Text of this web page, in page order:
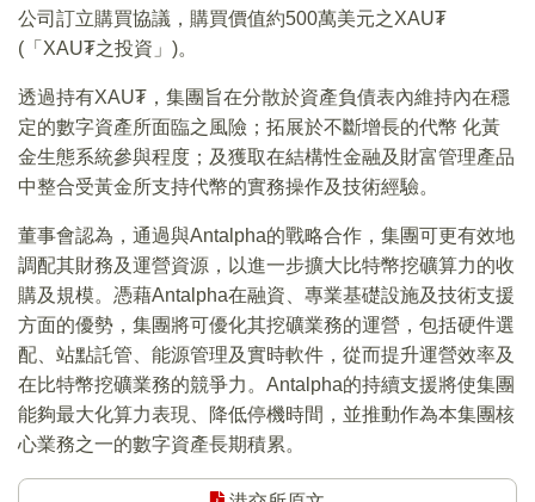
公司訂立購買協議，購買價值約500萬美元之XAU₮
(「XAU₮之投資」)。
透過持有XAU₮，集團旨在分散於資產負債表內維持內在穩
定的數字資產所面臨之風險；拓展於不斷增長的代幣 化黃
金生態系統參與程度；及獲取在結構性金融及財富管理產品
中整合受黃金所支持代幣的實務操作及技術經驗。
董事會認為，通過與Antalpha的戰略合作，集團可更有效地
調配其財務及運營資源，以進一步擴大比特幣挖礦算力的收
購及規模。憑藉Antalpha在融資、專業基礎設施及技術支援
方面的優勢，集團將可優化其挖礦業務的運營，包括硬件選
配、站點託管、能源管理及實時軟件，從而提升運營效率及
在比特幣挖礦業務的競爭力。Antalpha的持續支援將使集團
能夠最大化算力表現、降低停機時間，並推動作為本集團核
心業務之一的數字資產長期積累。